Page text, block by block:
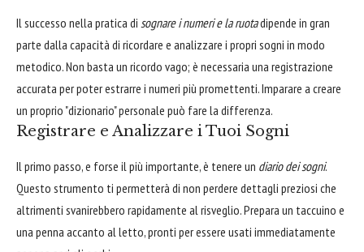
Il successo nella pratica di sognare i numeri e la ruotadipende in gran
parte dalla capacità di ricordare e analizzare i propri sogni in modo
metodico. Non basta un ricordo vago; è necessaria una registrazione
accurata per poter estrarre i numeri più promettenti. Imparare a creare
un proprio "dizionario" personale può fare la differenza.
Registrare e Analizzare i Tuoi Sogni
Il primo passo, e forse il più importante, è tenere un diario dei sogni.
Questo strumento ti permetterà di non perdere dettagli preziosi che
altrimenti svanirebbero rapidamente al risveglio. Prepara un taccuino e
una penna accanto al letto, pronti per essere usati immediatamente